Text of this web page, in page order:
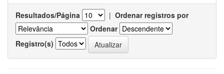
Resultados/Página | Ordenar registros por
Ordenar
Registro(s)